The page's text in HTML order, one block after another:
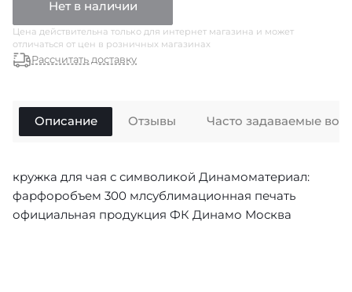
Нет в наличии
Цена действительна только для интернет магазина и может
отличаться от цен в розничных магазинах
Рассчитать доставку
Описание
кружка для чая с символикой Динамоматериал:
фарфоробъем 300 млсублимационная печать
официальная продукция ФК Динамо Москва
Отзывы Часто задаваемые